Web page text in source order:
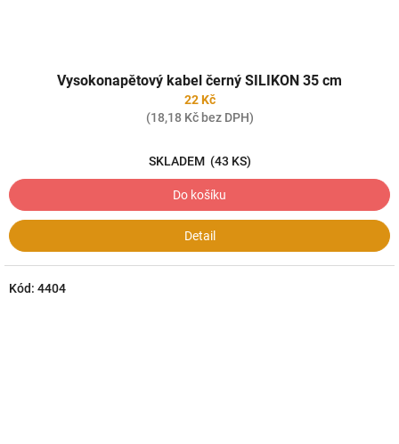
Vysokonapětový kabel černý SILIKON 35 cm
22 Kč
(18,18 Kč bez DPH)
SKLADEM (43 KS)
Do košíku
Detail
Kód: 4404